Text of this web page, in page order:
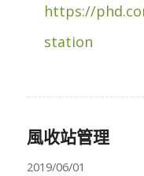
https://
station
風收站管理
2019/06/01